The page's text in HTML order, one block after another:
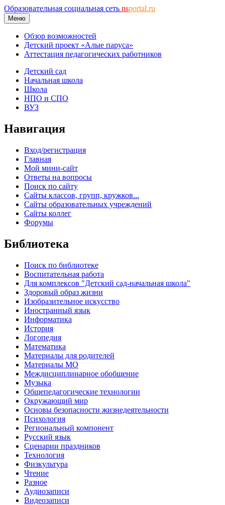
Образовательная социальная сеть nsportal.ru
Меню
Обзор возможностей
Детский проект «Алые паруса»
Аттестация педагогических работников
Детский сад
Начальная школа
Школа
НПО и СПО
ВУЗ
Навигация
Вход/регистрация
Главная
Мой мини-сайт
Ответы на вопросы
Поиск по сайту
Сайты классов, групп, кружков...
Сайты образовательных учреждений
Сайты коллег
Форумы
Библиотека
Поиск по библиотеке
Воспитательная работа
Для комплексов "Детский сад-начальная школа"
Здоровый образ жизни
Изобразительное искусство
Иностранный язык
Информатика
История
Логопедия
Математика
Материалы для родителей
Материалы МО
Междисциплинарное обобщение
Музыка
Общепедагогические технологии
Окружающий мир
Основы безопасности жизнедеятельности
Психология
Региональный компонент
Русский язык
Сценарии праздников
Технология
Физкультура
Чтение
Разное
Аудиозаписи
Видеозаписи